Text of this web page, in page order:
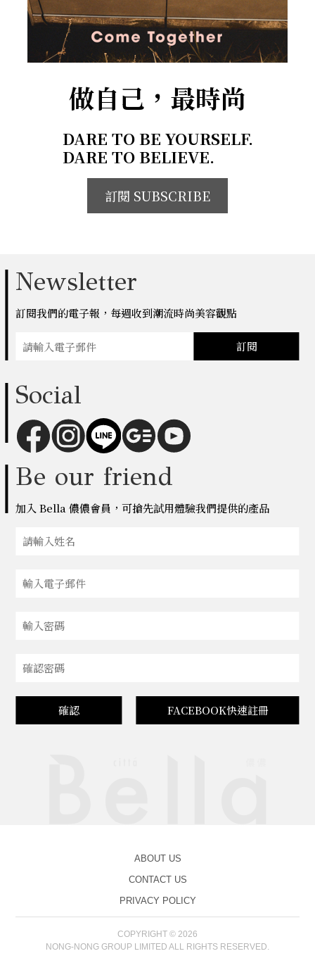
做自己，最時尚
DARE TO BE YOURSELF.
DARE TO BELIEVE.
訂閱 SUBSCRIBE
Newsletter
訂閱我們的電子報，每週收到潮流時尚美容觀點
訂閱
Social
Be our friend
加入 Bella 儂儂會員，可搶先試用體驗我們提供的產品
確認 FACEBOOK快速註冊
ABOUT US
CONTACT US
PRIVACY POLICY
COPYRIGHT © 2026
NONG-NONG GROUP LIMITED ALL RIGHTS RESERVED.